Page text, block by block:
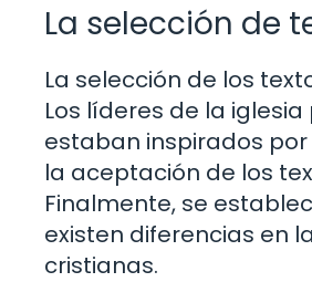
La selección de
La selección de los
Los líderes de la
estaban inspirados por
la aceptación de los
Finalmente, se
existen diferencias en
cristianas.